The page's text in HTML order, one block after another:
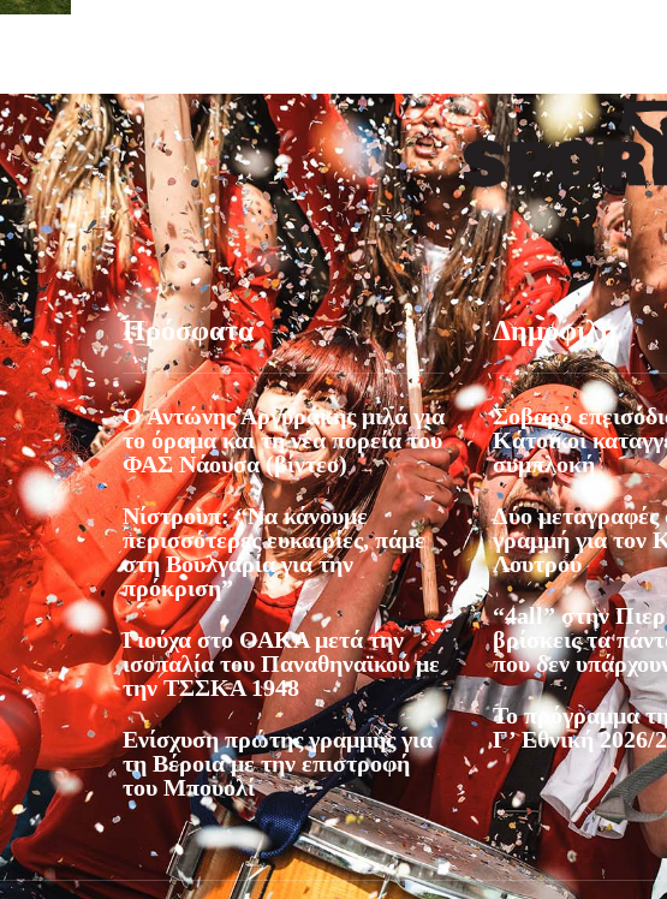
Πρόσφατα
Ο Αντώνης Αργυράκης μιλά για
το όραμα και τη νέα πορεία του
ΦΑΣ Νάουσα (βίντεο)
Νίστρουπ: “Να κάνουμε
περισσότερες ευκαιρίες, πάμε
στη Βουλγαρία για την
πρόκριση”
Γιούχα στο ΟΑΚΑ μετά την
ισοπαλία του Παναθηναϊκού με
την ΤΣΣΚΑ 1948
Ενίσχυση πρώτης γραμμής για
τη Βέροια με την επιστροφή
του Μπουολί
Δημοφιλή
Σοβαρό
Κάτοικοι
συμπλοκή
Δύο μεταγραφές
γραμμή για τον
Λουτρού
“4all” στην
βρίσκεις τα
που δεν
Το πρόγραμμα
Γ’ Εθνική 2026/